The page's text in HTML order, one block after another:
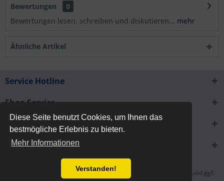
Diese Seite benutzt Cookies, um Ihnen das
bestmögliche Erlebnis zu bieten.
Mehr Informationen
Verstanden!
Bewertungen
0
Bewertungen lesen, schreiben und diskutieren... mehr
Ähnliche Artikel
Service Hotline
Shop Service
Informationen
Newsletter
* Alle Preise inkl. gesetzl. Mehrwertsteuer zzgl.
und ggf.